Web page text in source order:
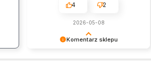
Komentarz sklepu
4 2
2026-05-08